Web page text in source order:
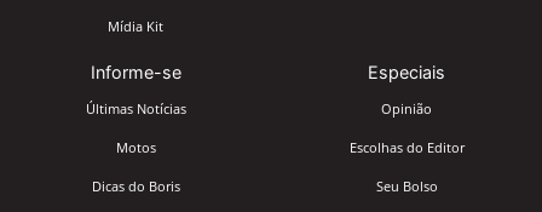
Mídia Kit
Informe-se
Últimas Notícias
Motos
Dicas do Boris
Especiais
Opinião
Escolhas do Editor
Seu Bolso